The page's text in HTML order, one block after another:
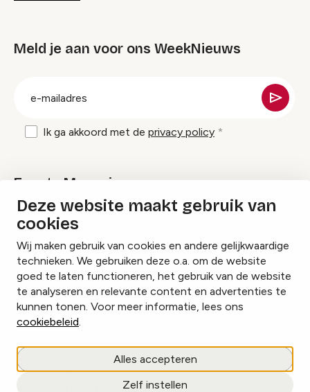
Deze website maakt gebruik van
cookies
Wij maken gebruik van cookies en andere gelijkwaardige
technieken. We gebruiken deze o.a. om de website
goed te laten functioneren, het gebruik van de website
te analyseren en relevante content en advertenties te
kunnen tonen. Voor meer informatie, lees ons
cookiebeleid.
Alles accepteren
Zelf instellen
Meld je aan voor ons WeekNieuws
Ik ga akkoord met de privacy policy
Events Magazine
Ik ontvang graag Events Magazine
InstagramFacebookLinkedIn
Cookies beheren
Privacy policy
copyright © 2026 Events.nl